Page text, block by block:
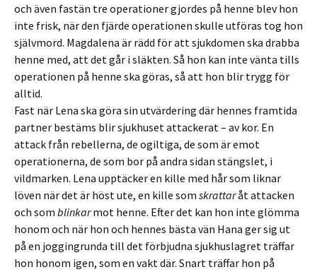
och även fastän tre operationer gjordes på henne blev hon
inte frisk, när den fjärde operationen skulle utföras tog hon
självmord. Magdalena är rädd för att sjukdomen ska drabba
henne med, att det går i släkten. Så hon kan inte vänta tills
operationen på henne ska göras, så att hon blir trygg för
alltid.
Fast när Lena ska göra sin utvärdering där hennes framtida
partner bestäms blir sjukhuset attackerat – av kor. En
attack från rebellerna, de ogiltiga, de som är emot
operationerna, de som bor på andra sidan stängslet, i
vildmarken. Lena upptäcker en kille med hår som liknar
löven när det är höst ute, en kille som skrattaråt attacken
och som blinkarmot henne. Efter det kan hon inte glömma
honom och när hon och hennes bästa vän Hana ger sig ut
på en joggingrunda till det förbjudna sjukhuslagret träffar
hon honom igen, som en vakt där. Snart träffar hon på